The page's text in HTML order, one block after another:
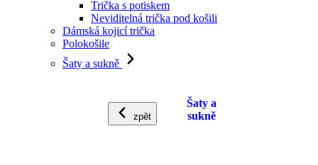
Trička s potiskem
Neviditelná trička pod košili
Dámská kojicí trička
Polokošile
Šaty a sukně
zpět
Šaty a
sukně